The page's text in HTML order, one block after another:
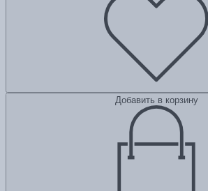
Добавить в корзину